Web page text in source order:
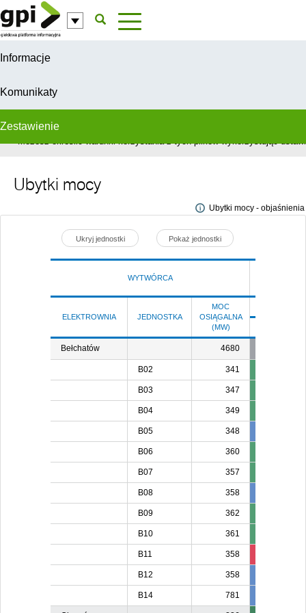
Przejdź do komentarzy
Informacje
Komunikaty
Zestawienie
W celu świadczenia usług na najwyższym poziomie, serwis GPI
Możesz określić warunki korzystania z tych plików wykorzystując
Ubytki mocy
Ubytki mocy - objaśnienia
Ukryj jednostki Pokaż jednostki
WYTWÓRCA
ELEKTROWNIA JEDNOSTKA
MOC
OSIĄGALNA
(MW)
Bełchatów 4680
B02 341
B03 347
B04 349
B05 348
B06 360
B07 357
B08 358
B09 362
B10 361
B11 358
B12 358
B14 781